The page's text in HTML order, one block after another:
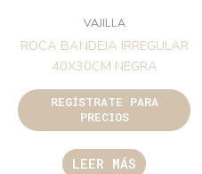
VAJILLA
ROCA BANDEJA IRREGULAR
40X30CM NEGRA
REGÍSTRATE PARA
PRECIOS
LEER MÁS